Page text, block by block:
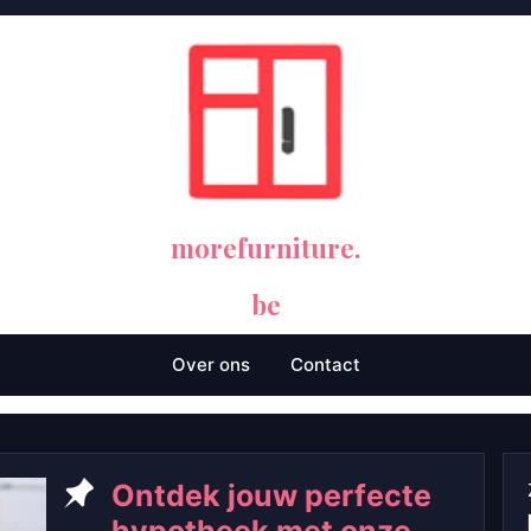
morefurniture.
be
Over ons Contact
Ontdek jouw perfecte